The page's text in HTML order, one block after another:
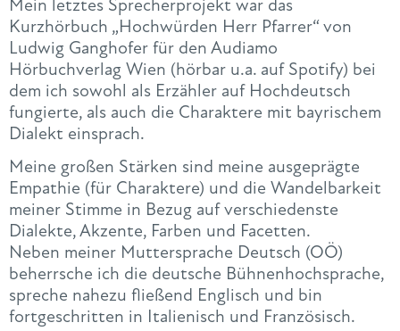
Mein letztes Sprecherprojekt war das
Kurzhörbuch „Hochwürden Herr Pfarrer“ von
Ludwig Ganghofer für den Audiamo
Hörbuchverlag Wien (hörbar u.a. auf Spotify) bei
dem ich sowohl als Erzähler auf Hochdeutsch
fungierte, als auch die Charaktere mit bayrischem
Dialekt einsprach.
Meine großen Stärken sind meine ausgeprägte
Empathie (für Charaktere) und die Wandelbarkeit
meiner Stimme in Bezug auf verschiedenste
Dialekte, Akzente, Farben und Facetten.
Neben meiner Muttersprache Deutsch (OÖ)
beherrsche ich die deutsche Bühnenhochsprache,
spreche nahezu fließend Englisch und bin
fortgeschritten in Italienisch und Französisch.